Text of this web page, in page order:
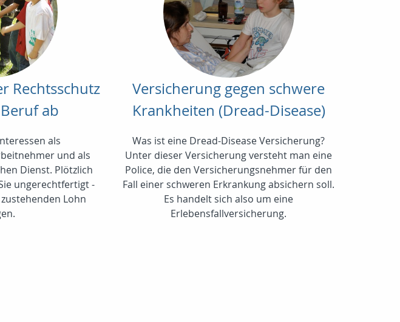
Rechtsschutz
ab
als
und als
Dienst. Plötzlich
ungerechtfertigt -
Lohn
Versicherung gegen schwere
Krankheiten (Dread-Disease)
Was ist eine Dread-Disease Versicherung?
Unter dieser Versicherung versteht man eine
Police, die den Versicherungsnehmer für den
Fall einer schweren Erkrankung absichern soll.
Es handelt sich also um eine
Erlebensfallversicherung.